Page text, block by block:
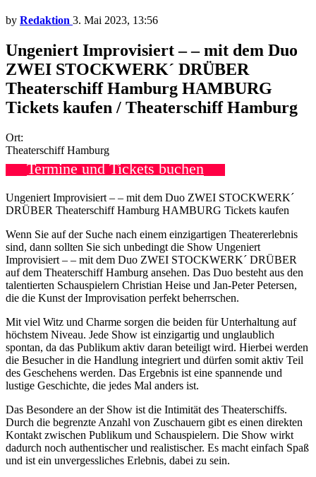
by Redaktion 3. Mai 2023, 13:56
Ungeniert Improvisiert – – mit dem Duo
ZWEI STOCKWERK´ DRÜBER
Theaterschiff Hamburg HAMBURG
Tickets kaufen / Theaterschiff Hamburg
Ort:
Theaterschiff Hamburg
Termine und Tickets buchen
Ungeniert Improvisiert – – mit dem Duo ZWEI STOCKWERK´
DRÜBER Theaterschiff Hamburg HAMBURG Tickets kaufen
Wenn Sie auf der Suche nach einem einzigartigen Theatererlebnis
sind, dann sollten Sie sich unbedingt die Show Ungeniert
Improvisiert – – mit dem Duo ZWEI STOCKWERK´ DRÜBER
auf dem Theaterschiff Hamburg ansehen. Das Duo besteht aus den
talentierten Schauspielern Christian Heise und Jan-Peter Petersen,
die die Kunst der Improvisation perfekt beherrschen.
Mit viel Witz und Charme sorgen die beiden für Unterhaltung auf
höchstem Niveau. Jede Show ist einzigartig und unglaublich
spontan, da das Publikum aktiv daran beteiligt wird. Hierbei werden
die Besucher in die Handlung integriert und dürfen somit aktiv Teil
des Geschehens werden. Das Ergebnis ist eine spannende und
lustige Geschichte, die jedes Mal anders ist.
Das Besondere an der Show ist die Intimität des Theaterschiffs.
Durch die begrenzte Anzahl von Zuschauern gibt es einen direkten
Kontakt zwischen Publikum und Schauspielern. Die Show wirkt
dadurch noch authentischer und realistischer. Es macht einfach Spaß
und ist ein unvergessliches Erlebnis, dabei zu sein.